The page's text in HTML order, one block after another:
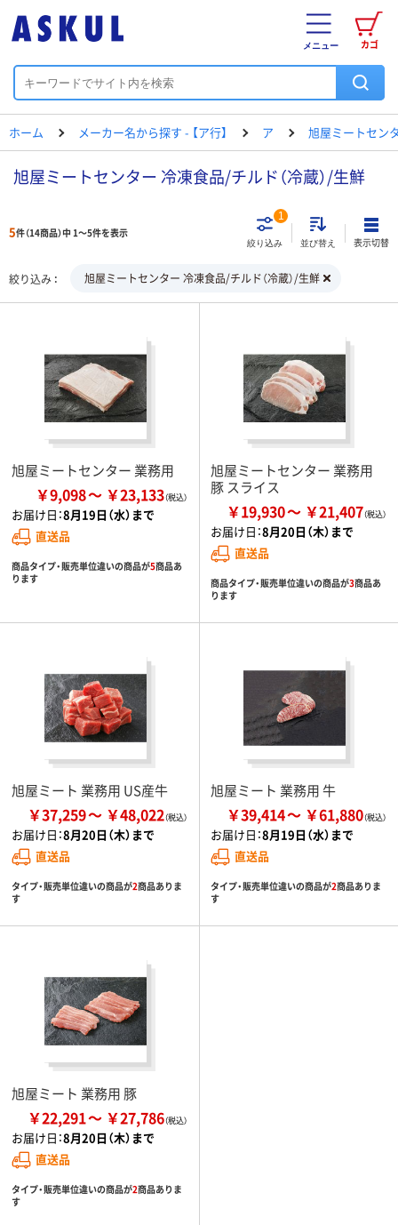
カゴ
メニュー
ホーム メーカー名から探す - 【ア行】 ア 旭屋ミートセン
旭屋ミートセンター 冷凍食品/チルド（冷蔵）/生鮮
5件（14商品）中 1～5件を表示
絞り込み
1
並び替え 表示切替
絞り込み 旭屋ミートセンター 冷凍食品/チルド（冷蔵）/生鮮
旭屋ミートセンター 業務用
￥9,098 ￥23,133
お届け日：8月19日（水）まで
直送品
商品タイプ・販売単位違いの商品が5商品あ
ります
旭屋ミートセンター 業務用
豚 スライス
￥19,930 ￥21,407
お届け日：8月20日（木）まで
直送品
商品タイプ・販売単位違いの商品が3商品あ
ります
旭屋ミート 業務用 US産牛
￥37,259 ￥48,022
お届け日：8月20日（木）まで
直送品
タイプ・販売単位違いの商品が2商品ありま
す
旭屋ミート 業務用 牛
￥39,414 ￥61,880
お届け日：8月19日（水）まで
直送品
タイプ・販売単位違いの商品が2商品ありま
す
旭屋ミート 業務用 豚
￥22,291 ￥27,786
お届け日：8月20日（木）まで
直送品
タイプ・販売単位違いの商品が2商品ありま
す